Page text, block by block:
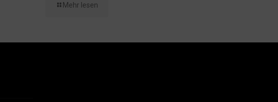
Mehr lesen